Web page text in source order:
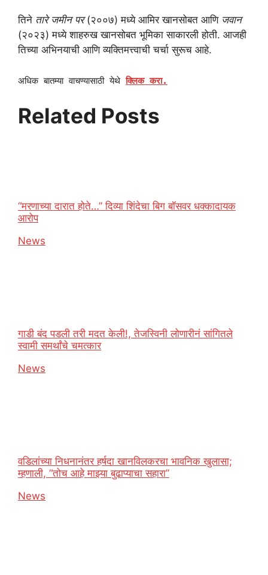
तिने तारे जमीन पर(२००७) मध्ये आमिर खानसोबत आणि जवान
(२०२३) मध्ये शाहरुख खानसोबत भूमिका साकारली होती. आजही
तिच्या अभिनयाची आणि व्यक्तिमत्त्वाची चर्चा सुरूच आहे.
अधिक बातम्या वाचण्यासाठी येथेक्लिक करा.
Related Posts
“मरणाच्या दारात होते…” दिव्या शिंदेचा बिग बॉसवर धक्कादायक
आरोप
In relation to
News
गाडी बंद पडली तरी मदत केली!, तेजस्विनी लोणारीनं सांगितले
स्वामी समर्थांचे चमत्कार
In relation to
News
वडिलांच्या निधनानंतर हर्षदा खानविलकरचा भावनिक खुलासा;
म्हणाली, “तोच आहे माझ्या बुढाप्याचा सहारा”
In relation to
News